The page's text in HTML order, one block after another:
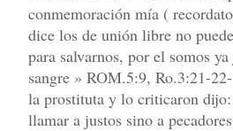
conmemoración mía (
dice los de unión libre no
para salvarnos, por el somos
sangre » ROM.5:9, Ro.3:21-
la prostituta y lo criticaron
llamar a justos sino a